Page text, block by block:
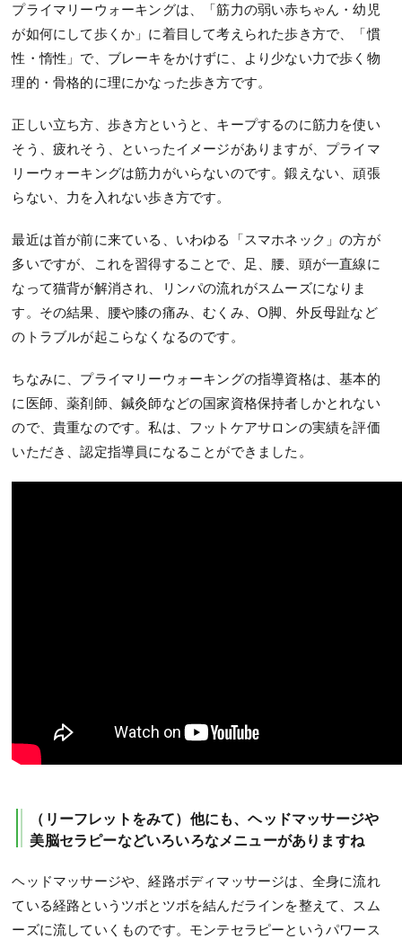
プライマリーウォーキングは、「筋力の弱い赤ちゃん・幼児
が如何にして歩くか」に着目して考えられた歩き方で、「慣
性・惰性」で、ブレーキをかけずに、より少ない力で歩く物
理的・骨格的に理にかなった歩き方です。
正しい立ち方、歩き方というと、キープするのに筋力を使い
そう、疲れそう、といったイメージがありますが、プライマ
リーウォーキングは筋力がいらないのです。鍛えない、頑張
らない、力を入れない歩き方です。
最近は首が前に来ている、いわゆる「スマホネック」の方が
多いですが、これを習得することで、足、腰、頭が一直線に
なって猫背が解消され、リンパの流れがスムーズになりま
す。その結果、腰や膝の痛み、むくみ、O脚、外反母趾など
のトラブルが起こらなくなるのです。
ちなみに、プライマリーウォーキングの指導資格は、基本的
に医師、薬剤師、鍼灸師などの国家資格保持者しかとれない
ので、貴重なのです。私は、フットケアサロンの実績を評価
いただき、認定指導員になることができました。
（リーフレットをみて）他にも、ヘッドマッサージや
美脳セラピーなどいろいろなメニューがありますね
ヘッドマッサージや、経路ボディマッサージは、全身に流れ
ている経路というツボとツボを結んだラインを整えて、スム
ーズに流していくものです。モンテセラピーというパワース